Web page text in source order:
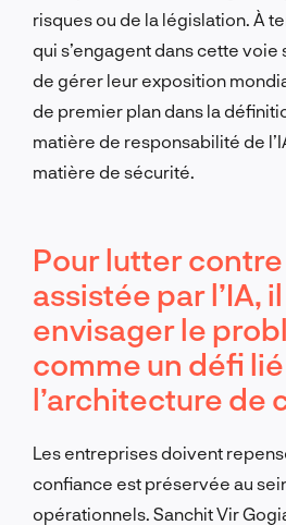
risques ou de la législation. À
qui s’engagent dans cette voie
de gérer leur exposition
de premier plan dans la
matière de responsabilité de
matière de sécurité.
Pour lutter
assistée par l’IA,
envisager le
comme un défi
l’architecture de
Les entreprises doivent
confiance est préservée au
opérationnels. Sanchit Vir